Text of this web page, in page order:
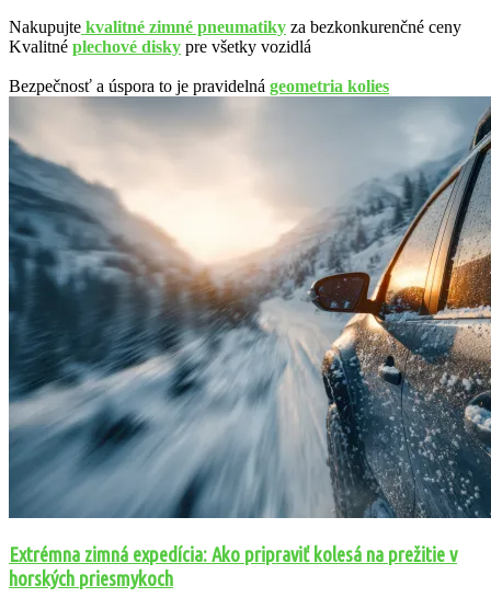
Nakupujte kvalitné zimné pneumatiky za bezkonkurenčné ceny
Kvalitné plechové disky pre všetky vozidlá
Bezpečnosť a úspora to je pravidelná geometria kolies
Extrémna zimná expedícia: Ako pripraviť kolesá na prežitie v
horských priesmykoch